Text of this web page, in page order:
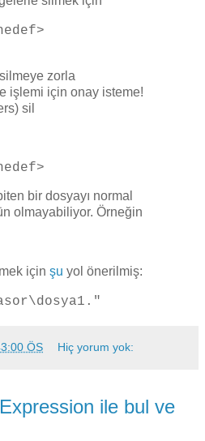
zorla
işlemi için onay isteme!
sil
bir dosyayı normal
olmayabiliyor. Örneğin
için şu yol önerilmiş:
ÖS Hiç yorum yok:
ile bul ve